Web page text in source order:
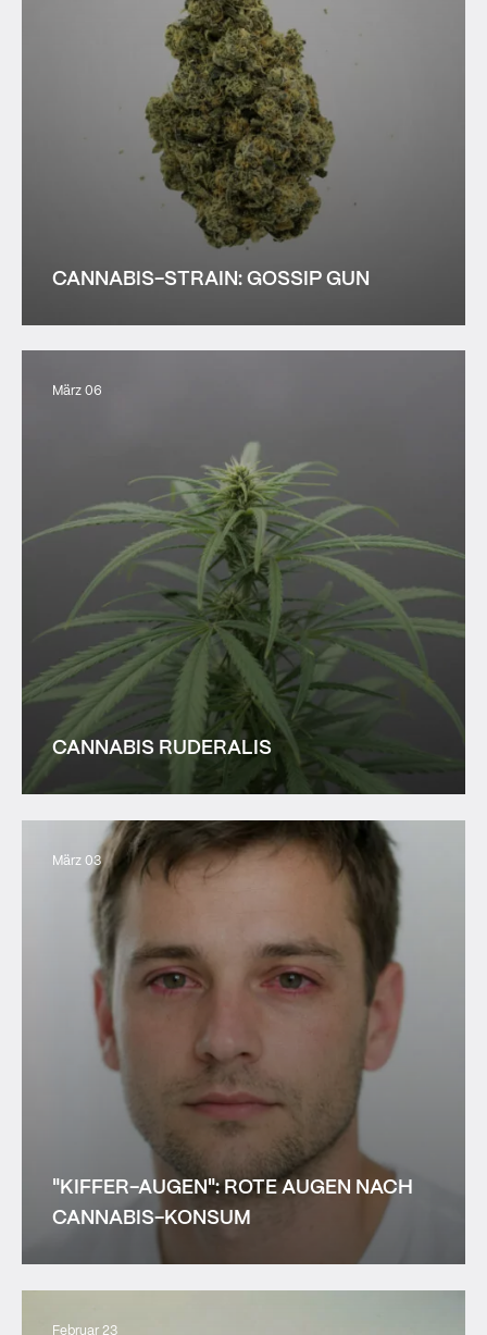
CANNABIS-STRAIN: GOSSIP GUN
CANNABIS RUDERALIS
März 06
"KIFFER-AUGEN": ROTE AUGEN NACH
CANNABIS-KONSUM
März 03
Februar 23